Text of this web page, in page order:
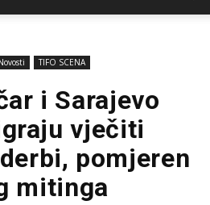
TIFO SCENA
i Sarajevo
vječiti
pomjeren
mitinga